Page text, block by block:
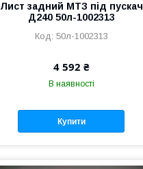
Лист задний МТЗ під пускач
Д240 50л-1002313
50л-1002313
4 592 ₴
В наявності
Купити